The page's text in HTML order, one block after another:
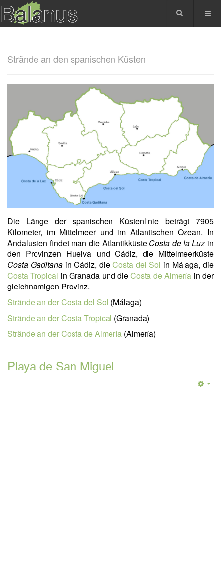
Strände an den spanischen Küsten
Die Länge der spanischen Küstenlinie beträgt 7905
Kilometer, im Mittelmeer und im Atlantischen Ozean. In
Andalusien findet man die Atlantikküste Costa de la Luz in
den Provinzen Huelva und Cádiz, die Mittelmeerküste
Costa Gaditana in Cádiz, die Costa del Sol in Málaga, die
Costa Tropical in Granada und dieCosta de Almería in der
gleichnamigen Provinz.
Strände an der Costa del Sol (Málaga)
Strände an der Costa Tropical (Granada)
Strände an der Costa de Almería (Almería)
Playa de San Miguel